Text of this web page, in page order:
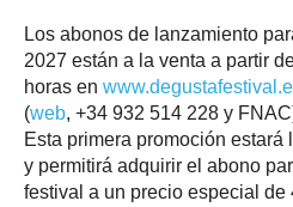
Los abonos de lanzamiento
2027 están a la venta a partir
horas en
(web, +34 932 514 228 y
Esta primera promoción
y permitirá adquirir el abono
festival a un precio especial de